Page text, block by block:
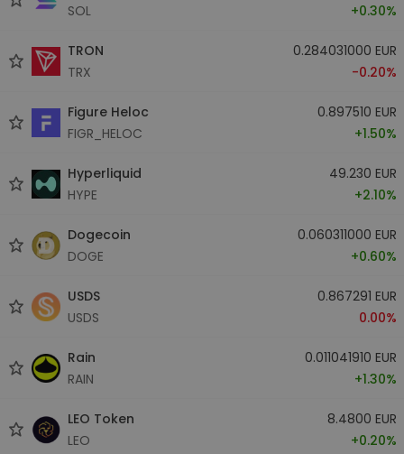
SOL
+0.30%
TRON
TRX
0.284031000 EUR
-0.20%
Figure Heloc
FIGR_HELOC
0.897510 EUR
+1.50%
Hyperliquid
HYPE
49.230 EUR
+2.10%
Dogecoin
DOGE
0.060311000 EUR
+0.60%
USDS
USDS
0.867291 EUR
0.00%
Rain
RAIN
0.011041910 EUR
+1.30%
LEO Token
LEO
8.4800 EUR
+0.20%